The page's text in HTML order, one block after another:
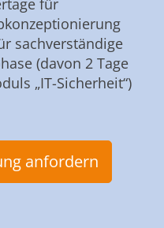
sachverständige
(davon 2 Tage
„IT-Sicherheit“)
anfordern